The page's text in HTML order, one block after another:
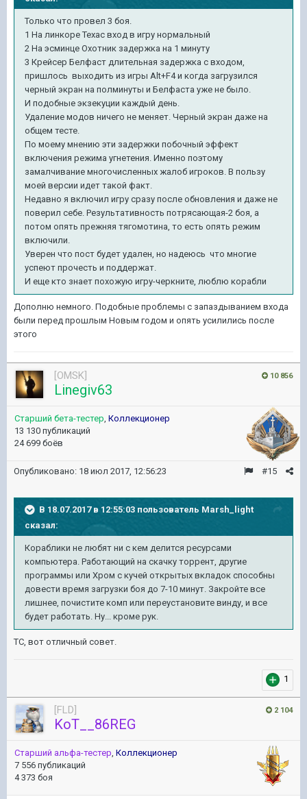
Только что провел 3 боя.
1 На линкоре Техас вход в игру нормальный
2 На эсминце Охотник задержка на 1 минуту
3 Крейсер Белфаст длительная задержка с входом,
пришлось выходить из игры Alt+F4 и когда загрузился
черный экран на полминуты и Белфаста уже не было.
И подобные экзекуции каждый день.
Удаление модов ничего не меняет. Черный экран даже на
общем тесте.
По моему мнению эти задержки побочный эффект
включения режима угнетения. Именно поэтому
замалчивание многочисленных жалоб игроков. В пользу
моей версии идет такой факт.
Недавно я включил игру сразу после обновления и даже не
поверил себе. Результативность потрясающая-2 боя, а
потом опять прежняя тягомотина, то есть опять режим
включили.
Уверен что пост будет удален, но надеюсь что многие
успеют прочесть и поддержат.
И еще кто знает похожую игру-черкните, люблю корабли
Дополню немного. Подобные проблемы с запаздыванием входа
были перед прошлым Новым годом и опять усилились после
этого
10 856
[OMSK]
Linegiv63
Старший бета-тестер Коллекционер
13 130 публикаций
24 699 боёв
#15
Опубликовано: 18 июл 2017, 12:56:23
В 18.07.2017 в 12:55:03 пользователь Marsh_light
сказал:
Кораблики не любят ни с кем делится ресурсами
компьютера. Работающий на скачку торрент, другие
программы или Хром с кучей открытых вкладок способны
довести время загрузки боя до 7-10 минут. Закройте все
лишнее, почистите комп или переустановите винду, и все
будет работать. Ну... кроме рук.
ТС, вот отличный совет.
1
2 104
[FLD]
KoT__86REG
Старший альфа-тестер Коллекционер
7 556 публикаций
4 373 боя